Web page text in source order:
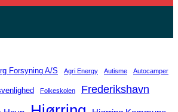
Forsyning A/S Agri Energy Autisme Autocamper
Folkeskolen Frederikshavn